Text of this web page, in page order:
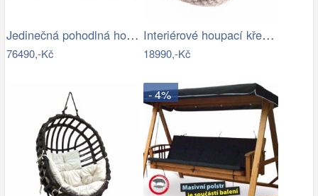
Jedinečná pohodlná houpačka - TS
76490,-Kč
Interiérové houpací křeslo Swingy In…
18990,-Kč
- 4%